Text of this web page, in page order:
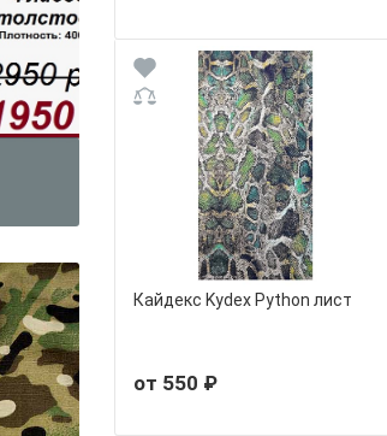
Кайдекс Kydex Python лист
от 550 ₽